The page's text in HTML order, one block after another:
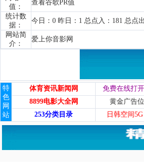
值：
查看谷歌PR值
统计数
据：
今日：0 昨日：1 总点入：181 总点
网站简
介：
爱上你音影网
特
色
网
站
体育资讯新闻网 免费在线打
8899电影大全网
黄金广告
253分类目录
日韩空间